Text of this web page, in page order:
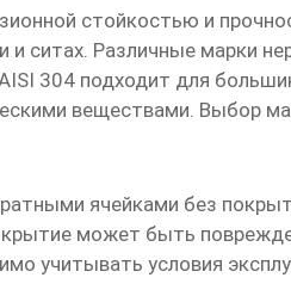
стойкостью и
и ситах. Различные марки
304 подходит для
веществами. Выбор
ячейками без
может быть
учитывать условия